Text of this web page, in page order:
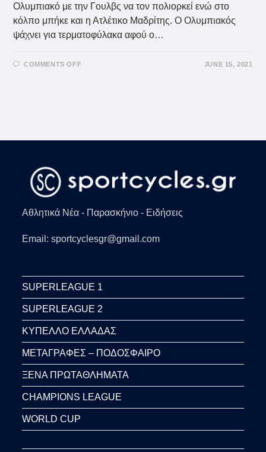
Ολυμπιακό με την Γουλβς να τον πολιορκεί ενώ στο
κόλπο μπήκε και η Ατλέτικο Μαδρίτης. Ο Ολυμπιακός
ψάχνει για τερματοφύλακα αφού ο…
COMMENTS OFF
Η
JUNE 15, 2021
Αθλητικά Νέα - Παρασκήνιο - Ειδήσεις
Email: sportcyclesgr@gmail.com
SUPERLEAGUE 1
SUPERLEAGUE 2
ΚΥΠΕΛΛΟ ΕΛΛΑΔΑΣ
ΜΕΤΑΓΡΑΦΕΣ – ΠΟΔΟΣΦΑΙΡΟ
ΞΕΝΑ ΠΡΩΤΑΘΛΗΜΑΤΑ
CHAMPIONS LEAGUE
WORLD CUP